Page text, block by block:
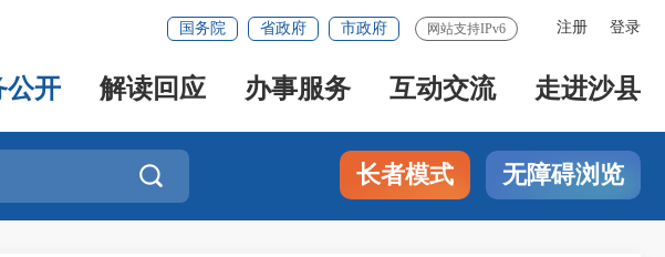
注册 登录
国务院 省政府 市政府 网站支持IPv6
公开 解读回应 办事服务 互动交流 走进沙县
 长者模式 无障碍浏览